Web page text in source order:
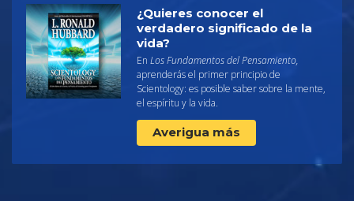
¿Quieres conocer el
verdadero significado de la
vida?
En Los Fundamentos del Pensamiento,
aprenderás el primer principio de
Scientology: es posible saber sobre la mente,
el espíritu y la vida.
Averigua más